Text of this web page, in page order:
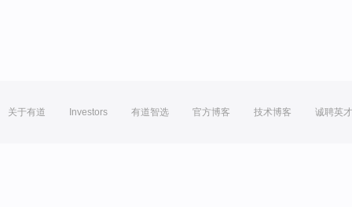
关于有道 Investors 有道智选 官方博客 技术博客 诚聘英才